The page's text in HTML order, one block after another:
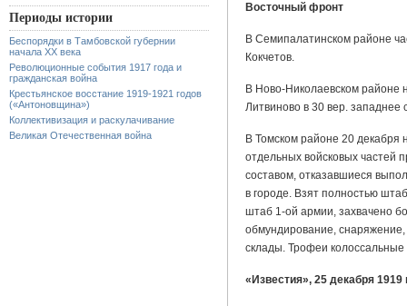
Периоды истории
Беспорядки в Тамбовской губернии
начала XX века
Революционные события 1917 года и
гражданская война
Крестьянское восстание 1919-1921 годов
(«Антоновщина»)
Коллективизация и раскулачивание
Великая Отечественная война
Восточный фронт
В Семипалатинском районе
Кокчетов.
В Ново-Николаевском районе
Литвиново в 30 вер. западнее
В Томском районе 20 декабря
отдельных войсковых частей
составом, отказавшиеся
в городе. Взят полностью
штаб 1-ой армии, захвачено
обмундирование,
склады. Трофеи колоссальные
«Известия», 25 декабря 1919